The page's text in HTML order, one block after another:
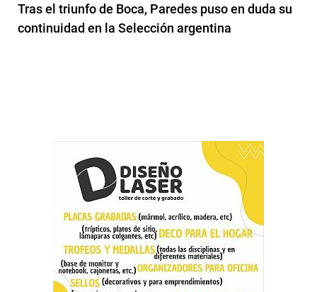
Tras el triunfo de Boca, Paredes puso en duda su
continuidad en la Selección argentina